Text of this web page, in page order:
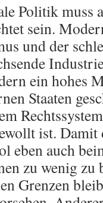
Politik muss
sein.
und der
ein hohes
Staaten
ist.
eben auch
zu wenig zu
Grenzen